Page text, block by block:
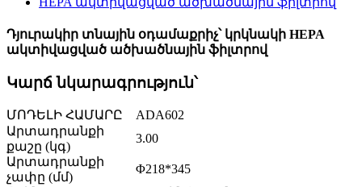
Դյուրակիր տնային օդամաքրիչ՝ կրկնակի HEPA
ակտիվացված ածխածնային ֆիլտրով
Կարճ նկարագրություն՝
ՄՈԴԵԼԻ ՀԱՄԱՐԸ
ADA602
Արտադրանքի
քաշը (կգ)
3.00
Արտադրանքի
չափը (մմ)
Φ218*345